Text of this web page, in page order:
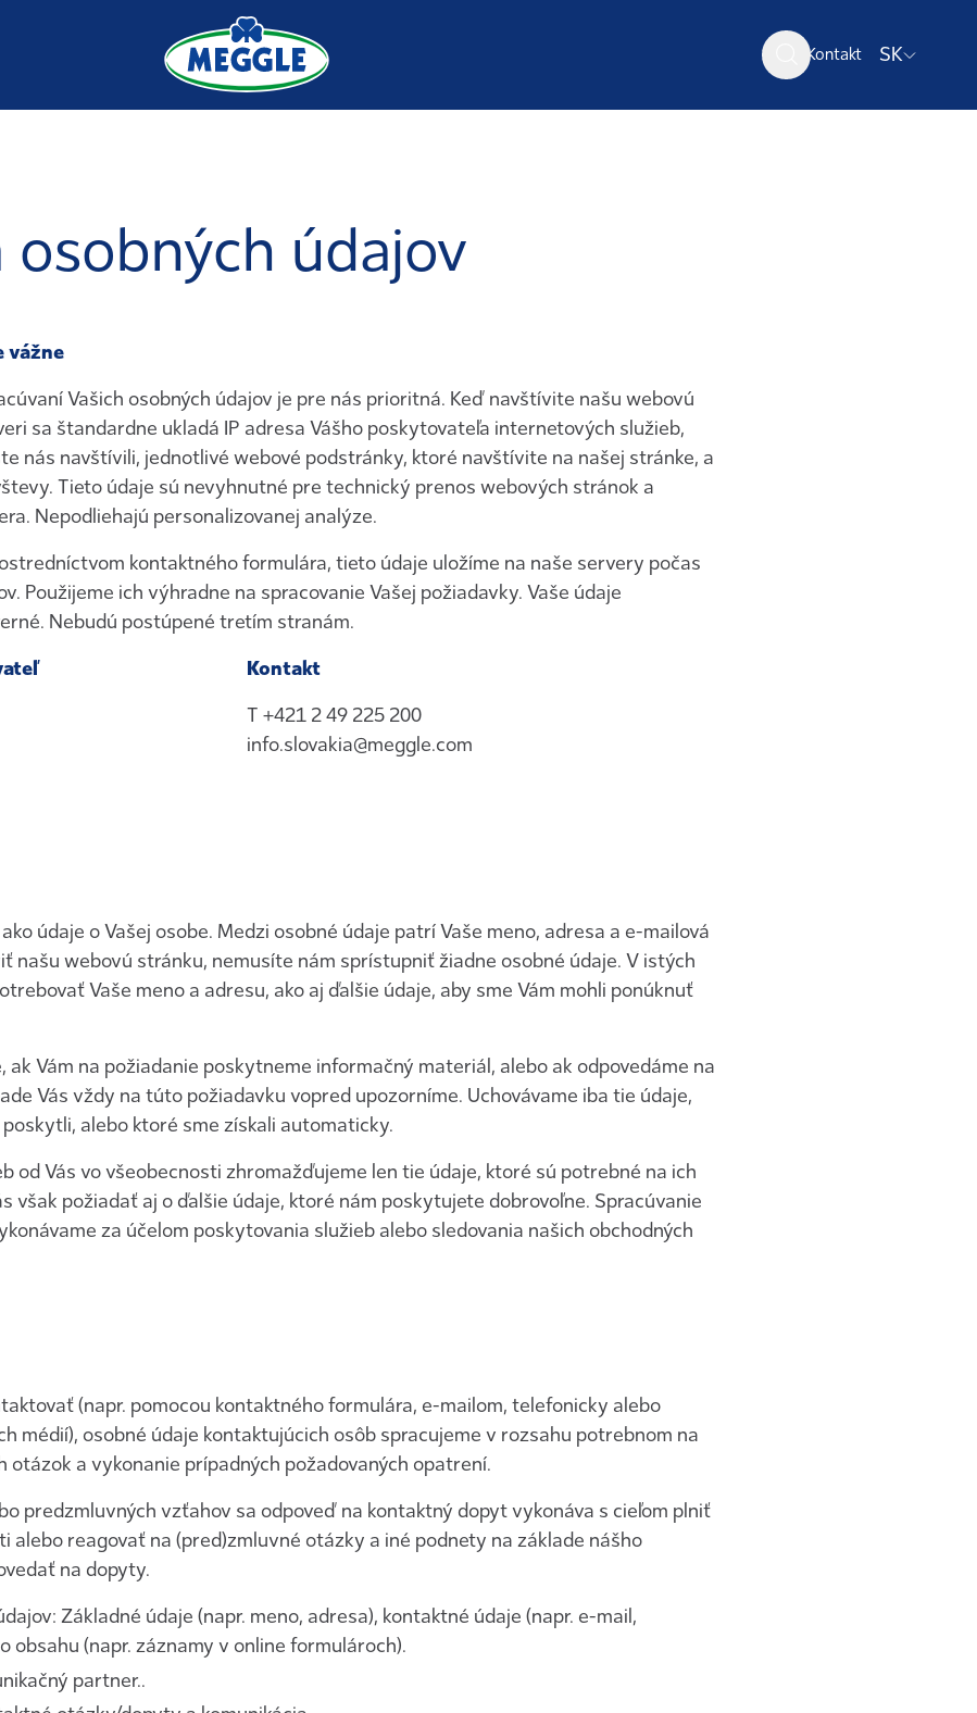
Kontakt SK
osobných údajov
vážne
Vašich osobných údajov je pre nás prioritná. Keď navštívite našu webovú
sa štandardne ukladá IP adresa Vášho poskytovateľa internetových služieb,
nás navštívili, jednotlivé webové podstránky, ktoré navštívite na našej stránke, a
Tieto údaje sú nevyhnutné pre technický prenos webových stránok a
Nepodliehajú personalizovanej analýze.
kontaktného formulára, tieto údaje uložíme na naše servery počas
Použijeme ich výhradne na spracovanie Vašej požiadavky. Vaše údaje
Nebudú postúpené tretím stranám.
Kontakt
T +421 2 49 225 200
info.slovakia@meggle.com
údaje o Vašej osobe. Medzi osobné údaje patrí Vaše meno, adresa a e-mailová
našu webovú stránku, nemusíte nám sprístupniť žiadne osobné údaje. V istých
Vaše meno a adresu, ako aj ďalšie údaje, aby sme Vám mohli ponúknuť
ak Vám na požiadanie poskytneme informačný materiál, alebo ak odpovedáme na
Vás vždy na túto požiadavku vopred upozorníme. Uchovávame iba tie údaje,
alebo ktoré sme získali automaticky.
od Vás vo všeobecnosti zhromažďujeme len tie údaje, ktoré sú potrebné na ich
však požiadať aj o ďalšie údaje, ktoré nám poskytujete dobrovoľne. Spracúvanie
za účelom poskytovania služieb alebo sledovania našich obchodných
(napr. pomocou kontaktného formulára, e-mailom, telefonicky alebo
médií), osobné údaje kontaktujúcich osôb spracujeme v rozsahu potrebnom na
otázok a vykonanie prípadných požadovaných opatrení.
predzmluvných vzťahov sa odpoveď na kontaktný dopyt vykonáva s cieľom plniť
alebo reagovať na (pred)zmluvné otázky a iné podnety na základe nášho
na dopyty.
Základné údaje (napr. meno, adresa), kontaktné údaje (napr. e-mail,
obsahu (napr. záznamy v online formulároch).
partner..